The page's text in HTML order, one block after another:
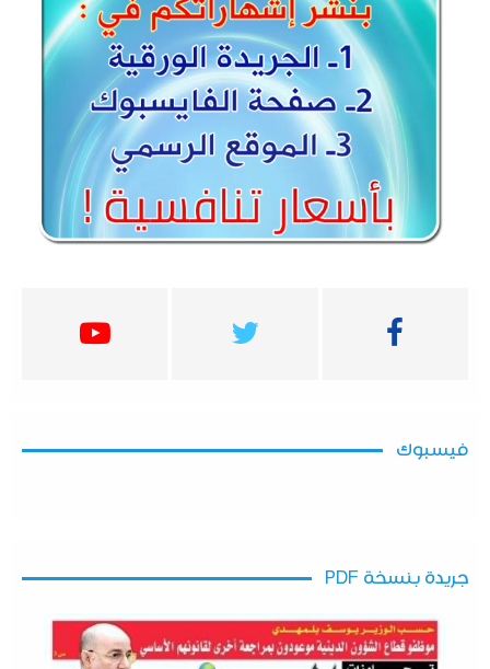
فيسبوك
جريدة بنسخة PDF